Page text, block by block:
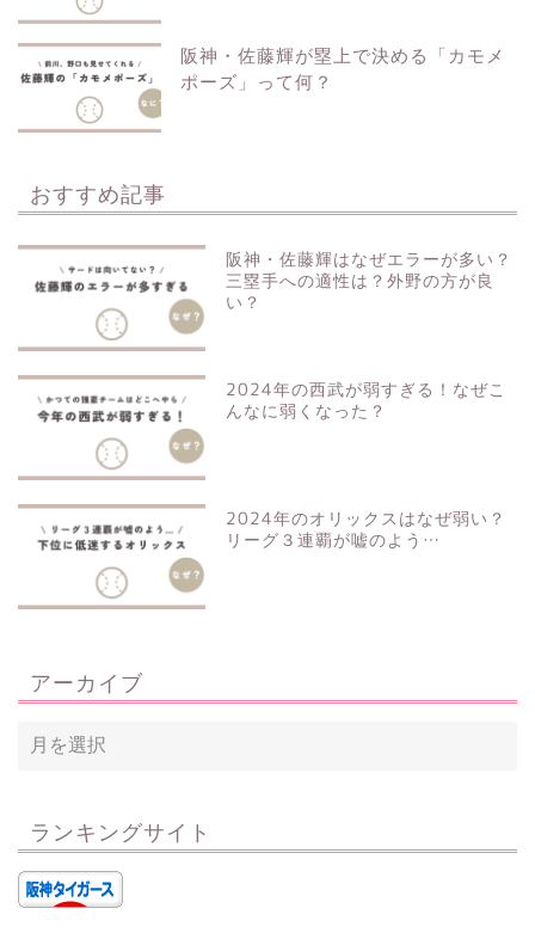
阪神・佐藤輝が塁上で決める「カモメ
ポーズ」って何？
おすすめ記事
阪神・佐藤輝はなぜエラーが多い？
三塁手への適性は？外野の方が良
い？
2024年の西武が弱すぎる！なぜこ
んなに弱くなった？
2024年のオリックスはなぜ弱い？
リーグ３連覇が嘘のよう…
アーカイブ
ランキングサイト